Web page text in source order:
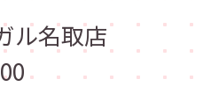
ル名取店